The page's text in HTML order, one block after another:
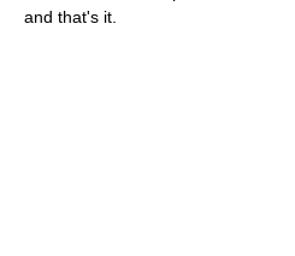
and that's it.